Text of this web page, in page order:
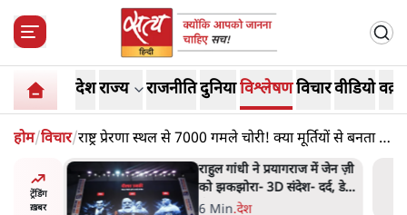
देशराज्य राजनीतिदुनियाविश्लेषणविचारवीडियो
होम/विचार/राष्ट्र प्रेरणा स्थल से 7000 गमले चोरी! क्या मूर्तियों से बनता है
राष्ट्रीय चरित्र?
ट्रेंडिंग
ख़बर
बीजेपी-
अटकलें
राहुल गांधी ने प्रयागराज में जेन ज़ी
को झकझोरा- 3D संदेश- दर्द, डेटा,
दौलत
6 Min.देश